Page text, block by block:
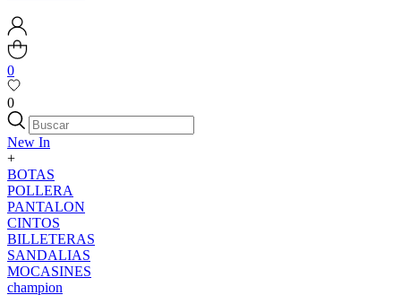
0
0
New In
+
BOTAS
POLLERA
PANTALON
CINTOS
BILLETERAS
SANDALIAS
MOCASINES
champion